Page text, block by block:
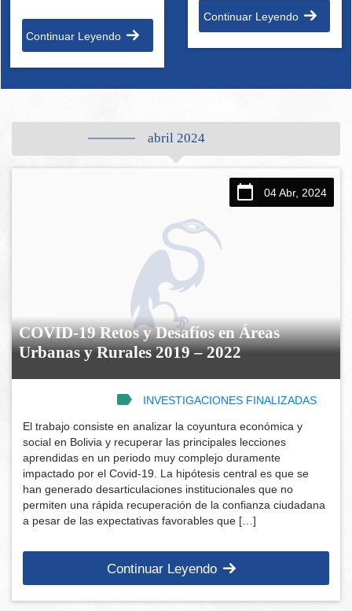
Continuar Leyendo
Continuar Leyendo
abril 2024
04 Abr, 2024
COVID-19 Retos y Desafíos en Áreas
Urbanas y Rurales 2019 – 2022
INVESTIGACIONES FINALIZADAS
El trabajo consiste en analizar la coyuntura económica y
social en Bolivia y recuperar las principales lecciones
aprendidas en un periodo muy complejo duramente
impactado por el Covid-19. La hipótesis central es que se
han generado desarticulaciones institucionales que no
permiten una rápida recuperación de la confianza ciudadana
a pesar de las expectativas favorables que […]
Continuar Leyendo